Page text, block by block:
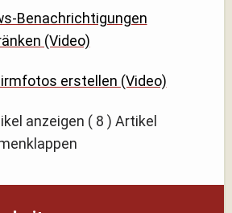
Benachrichtigungen
(Video)
erstellen (Video)
anzeigen ( 8 ) Artikel